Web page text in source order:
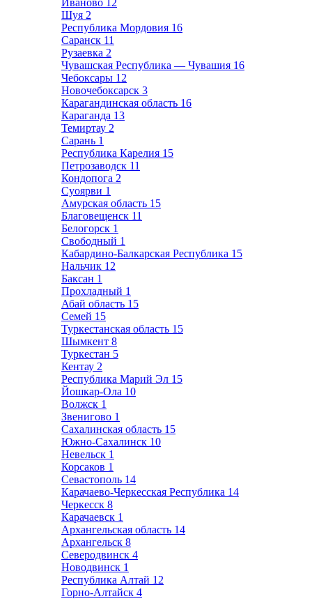
Иваново 12
Шуя 2
Республика Мордовия 16
Саранск 11
Рузаевка 2
Чувашская Республика — Чувашия 16
Чебоксары 12
Новочебоксарск 3
Карагандинская область 16
Караганда 13
Темиртау 2
Сарань 1
Республика Карелия 15
Петрозаводск 11
Кондопога 2
Суоярви 1
Амурская область 15
Благовещенск 11
Белогорск 1
Свободный 1
Кабардино-Балкарская Республика 15
Нальчик 12
Баксан 1
Прохладный 1
Абай область 15
Семей 15
Туркестанская область 15
Шымкент 8
Туркестан 5
Кентау 2
Республика Марий Эл 15
Йошкар-Ола 10
Волжск 1
Звенигово 1
Сахалинская область 15
Южно-Сахалинск 10
Невельск 1
Корсаков 1
Севастополь 14
Карачаево-Черкесская Республика 14
Черкесск 8
Карачаевск 1
Архангельская область 14
Архангельск 8
Северодвинск 4
Новодвинск 1
Республика Алтай 12
Горно-Алтайск 4